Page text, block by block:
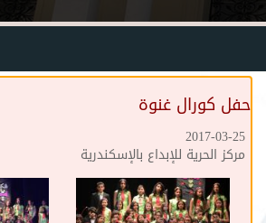
حفل كورال غنوة
2017-03-25
مركز الحرية للإبداع بالإسكندرية